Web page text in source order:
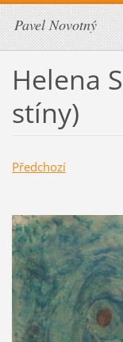
Pavel Novotný
Helena
stíny)
Předchozí